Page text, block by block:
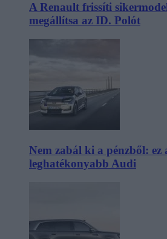
A Renault frissíti
megállítsa az ID. Polót
Nem zabál ki a pénzből: ez
leghatékonyabb Audi